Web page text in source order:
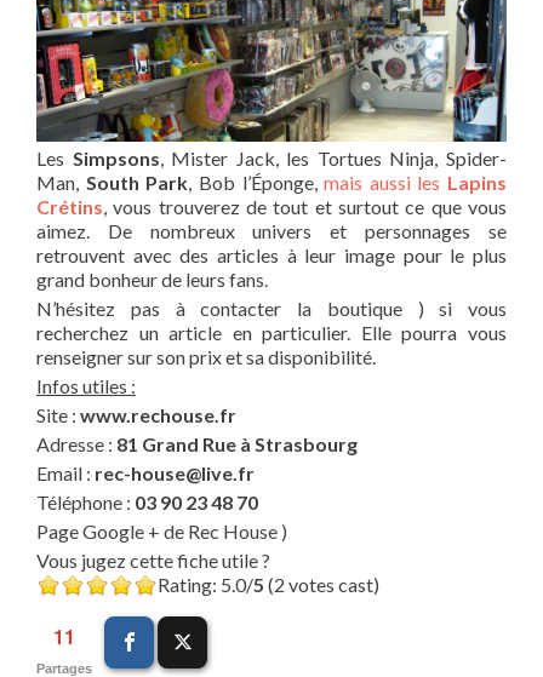
Les Simpsons, Mister Jack, les Tortues Ninja, Spider-
Man, South Park, Bob l’Éponge,mais aussi les Lapins
Crétins, vous trouverez de tout et surtout ce que vous
aimez. De nombreux univers et personnages se
retrouvent avec des articles à leur image pour le plus
grand bonheur de leurs fans.
N’hésitez pas à contacter la boutique ) si vous
recherchez un article en particulier. Elle pourra vous
renseigner sur son prix et sa disponibilité.
Infos utiles :
Site : www.rechouse.fr
Adresse : 81 Grand Rue à Strasbourg
Email : rec-house@live.fr
Téléphone : 03 90 23 48 70
Page Google + de Rec House )
Vous jugez cette fiche utile ?
Rating: 5.0/5 (2 votes cast)
11
Partages